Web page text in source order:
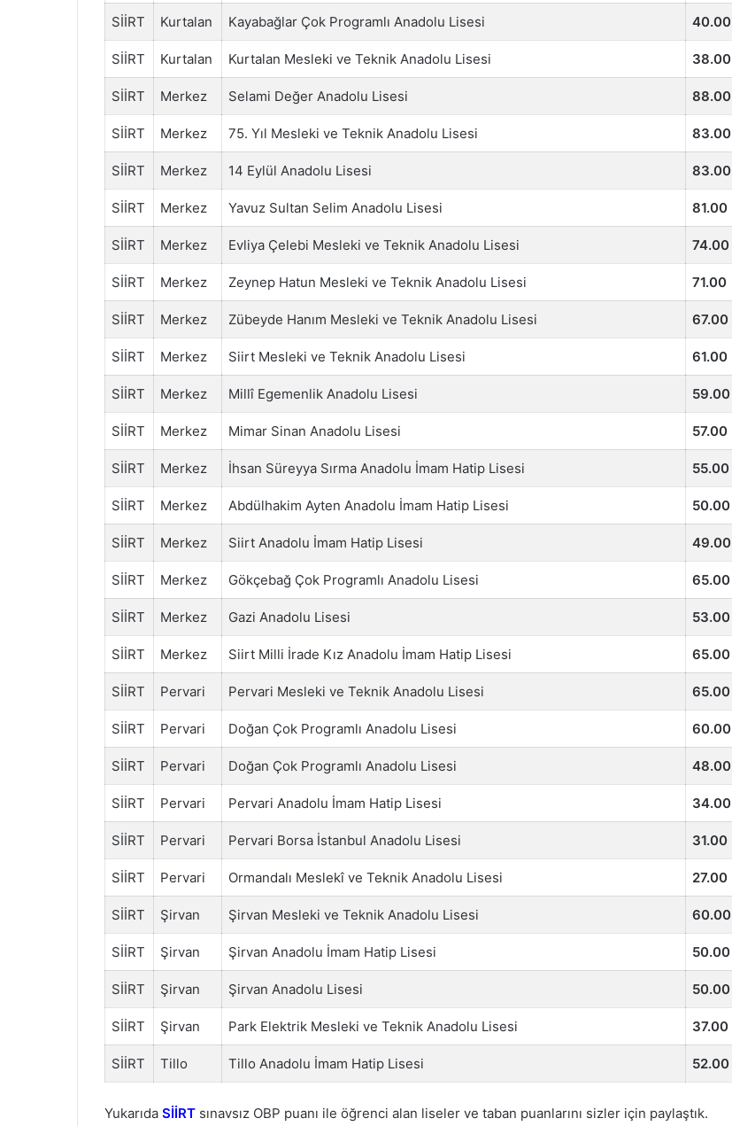
SİİRT Kurtalan Kayabağlar Çok Programlı Anadolu Lisesi 40.00
SİİRT Kurtalan Kurtalan Mesleki ve Teknik Anadolu Lisesi 38.00
SİİRT Merkez Selami Değer Anadolu Lisesi 88.00
SİİRT Merkez 75. Yıl Mesleki ve Teknik Anadolu Lisesi 83.00
SİİRT Merkez 14 Eylül Anadolu Lisesi 83.00
SİİRT Merkez Yavuz Sultan Selim Anadolu Lisesi 81.00
SİİRT Merkez Evliya Çelebi Mesleki ve Teknik Anadolu Lisesi 74.00
SİİRT Merkez Zeynep Hatun Mesleki ve Teknik Anadolu Lisesi 71.00
SİİRT Merkez Zübeyde Hanım Mesleki ve Teknik Anadolu Lisesi 67.00
SİİRT Merkez Siirt Mesleki ve Teknik Anadolu Lisesi 61.00
SİİRT Merkez Millî Egemenlik Anadolu Lisesi 59.00
SİİRT Merkez Mimar Sinan Anadolu Lisesi 57.00
SİİRT Merkez İhsan Süreyya Sırma Anadolu İmam Hatip Lisesi 55.00
SİİRT Merkez Abdülhakim Ayten Anadolu İmam Hatip Lisesi 50.00
SİİRT Merkez Siirt Anadolu İmam Hatip Lisesi 49.00
SİİRT Merkez Gökçebağ Çok Programlı Anadolu Lisesi 65.00
SİİRT Merkez Gazi Anadolu Lisesi 53.00
SİİRT Merkez Siirt Milli İrade Kız Anadolu İmam Hatip Lisesi 65.00
SİİRT Pervari Pervari Mesleki ve Teknik Anadolu Lisesi 65.00
SİİRT Pervari Doğan Çok Programlı Anadolu Lisesi 60.00
SİİRT Pervari Doğan Çok Programlı Anadolu Lisesi 48.00
SİİRT Pervari Pervari Anadolu İmam Hatip Lisesi 34.00
SİİRT Pervari Pervari Borsa İstanbul Anadolu Lisesi 31.00
SİİRT Pervari Ormandalı Meslekî ve Teknik Anadolu Lisesi 27.00
SİİRT Şirvan Şirvan Mesleki ve Teknik Anadolu Lisesi 60.00
SİİRT Şirvan Şirvan Anadolu İmam Hatip Lisesi 50.00
SİİRT Şirvan Şirvan Anadolu Lisesi 50.00
SİİRT Şirvan Park Elektrik Mesleki ve Teknik Anadolu Lisesi 37.00
SİİRT Tillo Tillo Anadolu İmam Hatip Lisesi 52.00
Yukarıda SİİRT sınavsız OBP puanı ile öğrenci alan liseler ve taban puanlarını sizler için paylaştık.